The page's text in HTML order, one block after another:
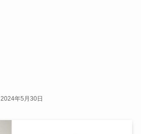
2024年5月30日